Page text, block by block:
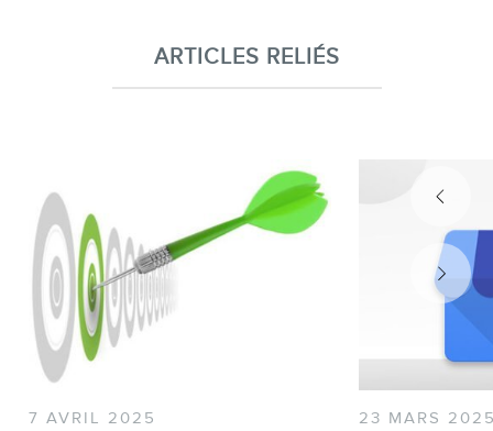
ARTICLES RELIÉS
7 AVRIL 2025 23 MARS